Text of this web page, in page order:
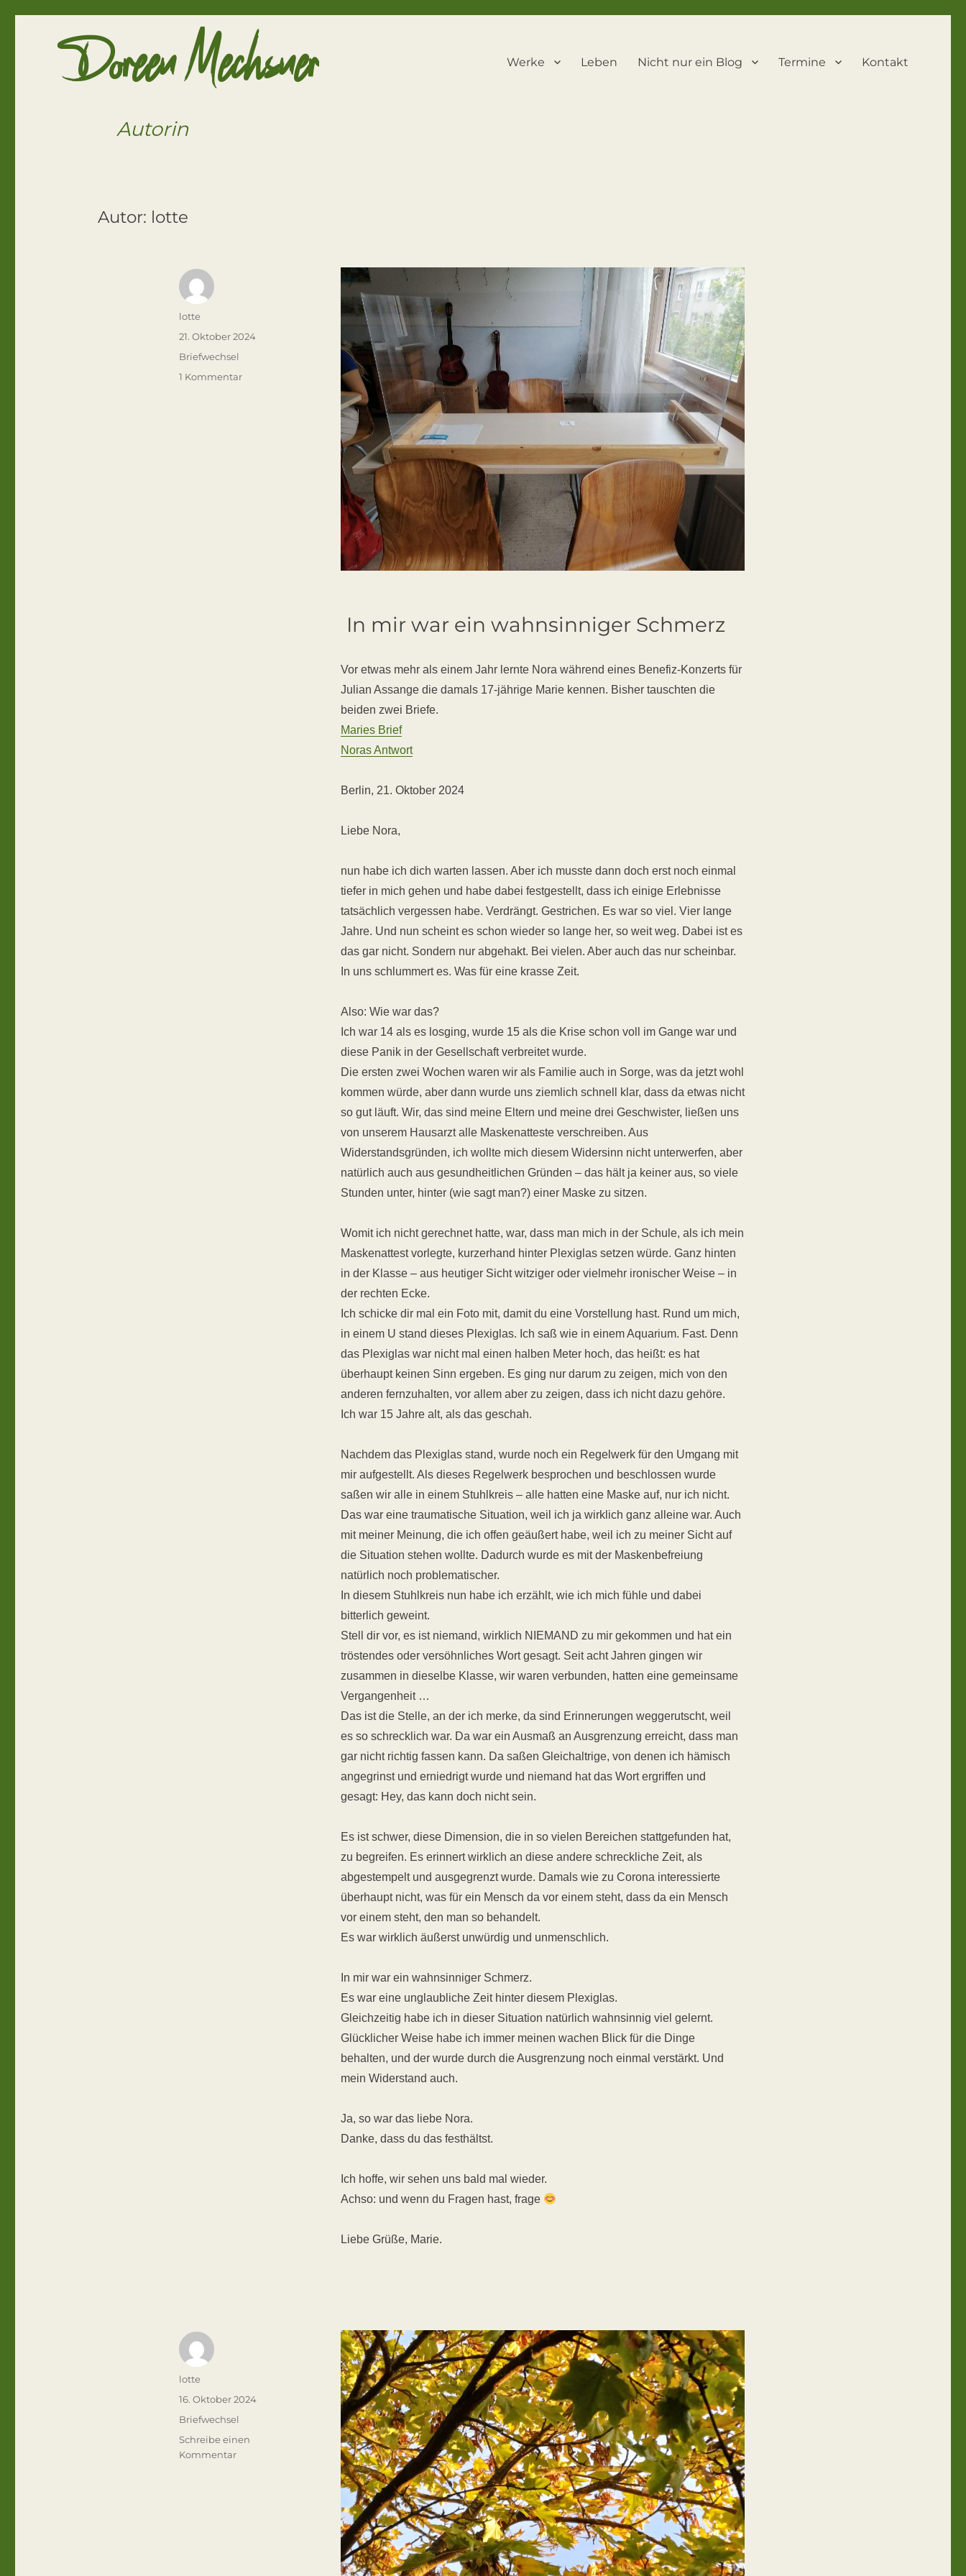
Doreen Mechsner
Autorin
Werke Leben Nicht nur ein Blog Termine Kontakt
Autor: lotte
In mir war ein wahnsinniger Schmerz
Vor etwas mehr als einem Jahr lernte Nora während eines Benefiz-Konzerts für
Julian Assange die damals 17-jährige Marie kennen. Bisher tauschten die
beiden zwei Briefe.
Maries Brief
Noras Antwort
Berlin, 21. Oktober 2024
Liebe Nora,
nun habe ich dich warten lassen. Aber ich musste dann doch erst noch einmal
tiefer in mich gehen und habe dabei festgestellt, dass ich einige Erlebnisse
tatsächlich vergessen habe. Verdrängt. Gestrichen. Es war so viel. Vier lange
Jahre. Und nun scheint es schon wieder so lange her, so weit weg. Dabei ist es
das gar nicht. Sondern nur abgehakt. Bei vielen. Aber auch das nur scheinbar.
In uns schlummert es. Was für eine krasse Zeit.
Also: Wie war das?
Ich war 14 als es losging, wurde 15 als die Krise schon voll im Gange war und
diese Panik in der Gesellschaft verbreitet wurde.
Die ersten zwei Wochen waren wir als Familie auch in Sorge, was da jetzt wohl
kommen würde, aber dann wurde uns ziemlich schnell klar, dass da etwas nicht
so gut läuft. Wir, das sind meine Eltern und meine drei Geschwister, ließen uns
von unserem Hausarzt alle Maskenatteste verschreiben. Aus
Widerstandsgründen, ich wollte mich diesem Widersinn nicht unterwerfen, aber
natürlich auch aus gesundheitlichen Gründen – das hält ja keiner aus, so viele
Stunden unter, hinter (wie sagt man?) einer Maske zu sitzen.
Womit ich nicht gerechnet hatte, war, dass man mich in der Schule, als ich mein
Maskenattest vorlegte, kurzerhand hinter Plexiglas setzen würde. Ganz hinten
in der Klasse – aus heutiger Sicht witziger oder vielmehr ironischer Weise – in
der rechten Ecke.
Ich schicke dir mal ein Foto mit, damit du eine Vorstellung hast. Rund um mich,
in einem U stand dieses Plexiglas. Ich saß wie in einem Aquarium. Fast. Denn
das Plexiglas war nicht mal einen halben Meter hoch, das heißt: es hat
überhaupt keinen Sinn ergeben. Es ging nur darum zu zeigen, mich von den
anderen fernzuhalten, vor allem aber zu zeigen, dass ich nicht dazu gehöre.
Ich war 15 Jahre alt, als das geschah.
Nachdem das Plexiglas stand, wurde noch ein Regelwerk für den Umgang mit
mir aufgestellt. Als dieses Regelwerk besprochen und beschlossen wurde
saßen wir alle in einem Stuhlkreis – alle hatten eine Maske auf, nur ich nicht.
Das war eine traumatische Situation, weil ich ja wirklich ganz alleine war. Auch
mit meiner Meinung, die ich offen geäußert habe, weil ich zu meiner Sicht auf
die Situation stehen wollte. Dadurch wurde es mit der Maskenbefreiung
natürlich noch problematischer.
In diesem Stuhlkreis nun habe ich erzählt, wie ich mich fühle und dabei
bitterlich geweint.
Stell dir vor, es ist niemand, wirklich NIEMAND zu mir gekommen und hat ein
tröstendes oder versöhnliches Wort gesagt. Seit acht Jahren gingen wir
zusammen in dieselbe Klasse, wir waren verbunden, hatten eine gemeinsame
Vergangenheit …
Das ist die Stelle, an der ich merke, da sind Erinnerungen weggerutscht, weil
es so schrecklich war. Da war ein Ausmaß an Ausgrenzung erreicht, dass man
gar nicht richtig fassen kann. Da saßen Gleichaltrige, von denen ich hämisch
angegrinst und erniedrigt wurde und niemand hat das Wort ergriffen und
gesagt: Hey, das kann doch nicht sein.
Es ist schwer, diese Dimension, die in so vielen Bereichen stattgefunden hat,
zu begreifen. Es erinnert wirklich an diese andere schreckliche Zeit, als
abgestempelt und ausgegrenzt wurde. Damals wie zu Corona interessierte
überhaupt nicht, was für ein Mensch da vor einem steht, dass da ein Mensch
vor einem steht, den man so behandelt.
Es war wirklich äußerst unwürdig und unmenschlich.
In mir war ein wahnsinniger Schmerz.
Es war eine unglaubliche Zeit hinter diesem Plexiglas.
Gleichzeitig habe ich in dieser Situation natürlich wahnsinnig viel gelernt.
Glücklicher Weise habe ich immer meinen wachen Blick für die Dinge
behalten, und der wurde durch die Ausgrenzung noch einmal verstärkt. Und
mein Widerstand auch.
Ja, so war das liebe Nora.
Danke, dass du das festhältst.
Ich hoffe, wir sehen uns bald mal wieder.
Achso: und wenn du Fragen hast, frage
Liebe Grüße, Marie.
Autor
lotte
Veröffentlicht
am
21. Oktober 2024
Kategorien
Briefwechsel
1 Kommentarzu
Autor
lotte
Veröffentlicht
am
16. Oktober 2024
Kategorien
Briefwechsel
Schreibe einen
Kommentarzu